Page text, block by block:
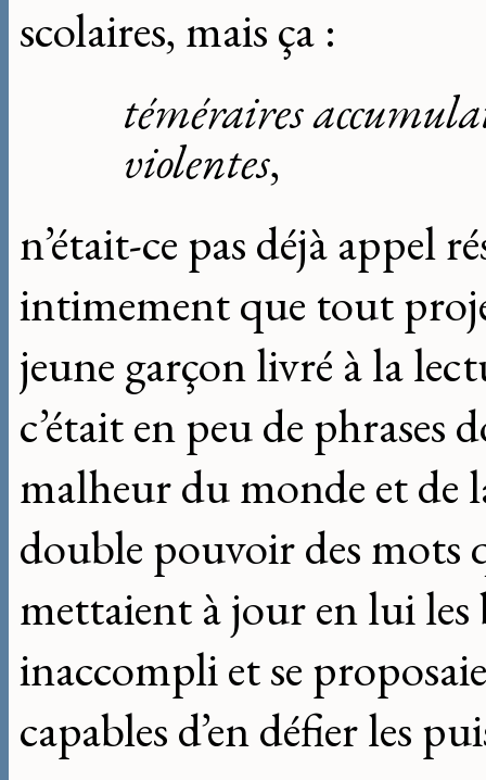
scolaires, mais ça :
téméraires
violentes,
n’était-ce pas déjà appel
intimement que tout
jeune garçon livré à la
c’était en peu de
malheur du monde et de
double pouvoir des mots
mettaient à jour en lui les
inaccompli et se
capables d’en défier les